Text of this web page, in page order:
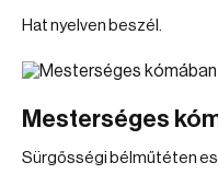
Hat nyelven beszél.
Mesterséges
Sürgősségi bélműtéten